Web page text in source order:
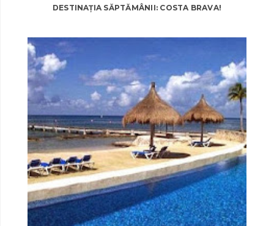
DESTINAȚIA SĂPTĂMÂNII: COSTA BRAVA!